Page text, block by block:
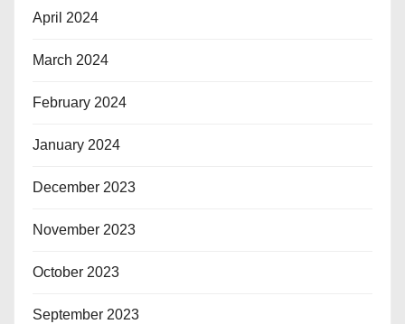
April 2024
March 2024
February 2024
January 2024
December 2023
November 2023
October 2023
September 2023